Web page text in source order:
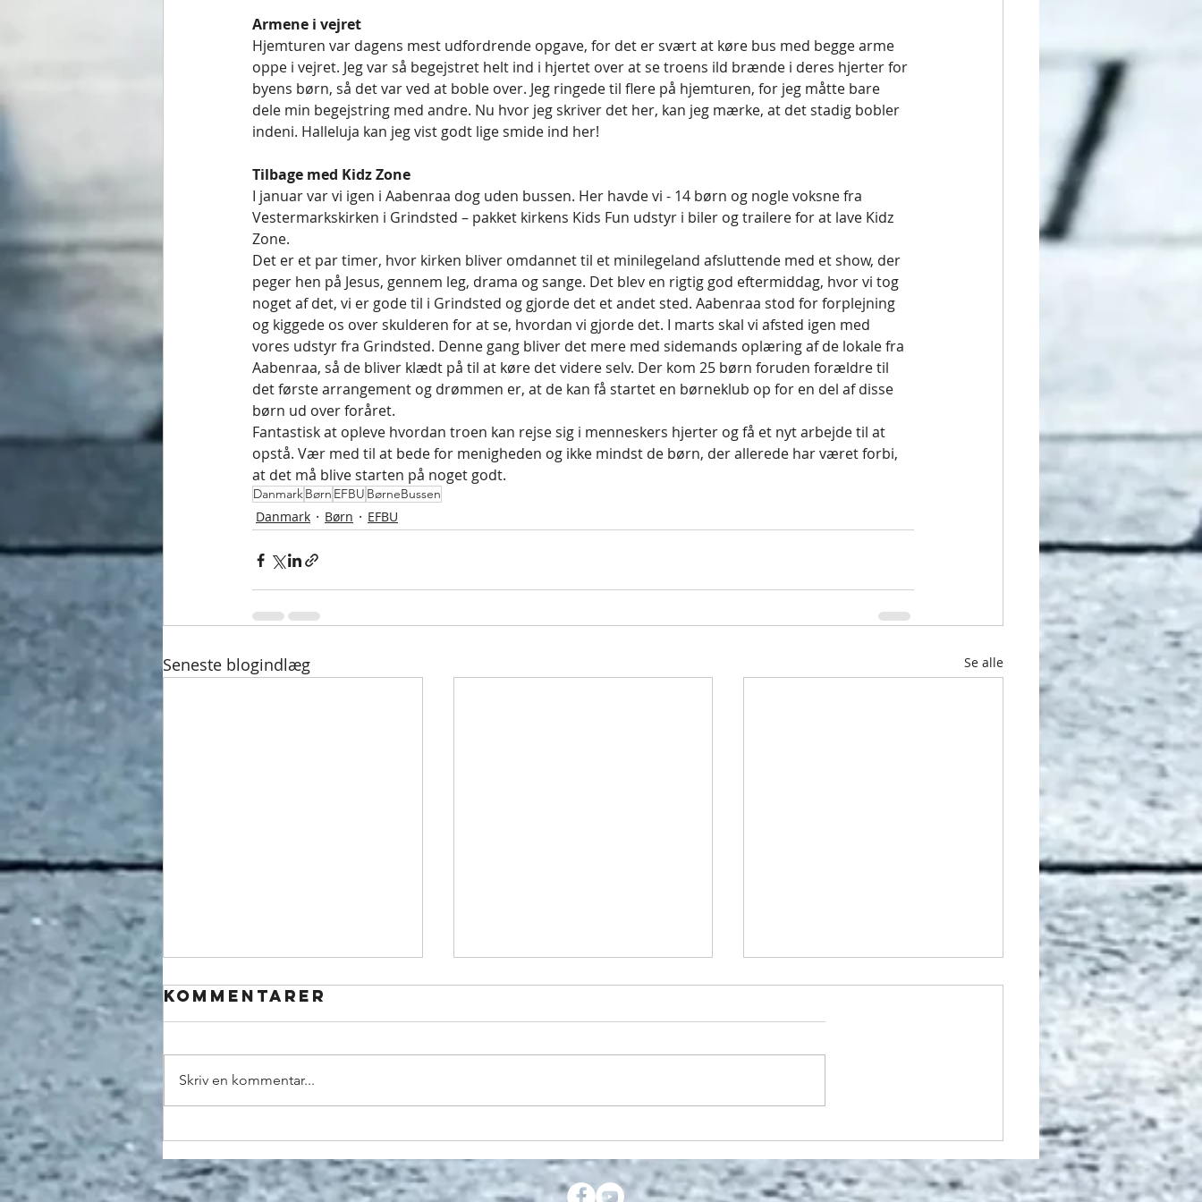
Armene i vejret
Hjemturen var dagens mest udfordrende opgave, for det er svært at køre bus med begge arme
oppe i vejret. Jeg var så begejstret helt ind i hjertet over at se troens ild brænde i deres hjerter for
byens børn, så det var ved at boble over. Jeg ringede til flere på hjemturen, for jeg måtte bare
dele min begejstring med andre. Nu hvor jeg skriver det her, kan jeg mærke, at det stadig bobler
indeni. Halleluja kan jeg vist godt lige smide ind her!
Tilbage med Kidz Zone
I januar var vi igen i Aabenraa dog uden bussen. Her havde vi - 14 børn og nogle voksne fra
Vestermarkskirken i Grindsted – pakket kirkens Kids Fun udstyr i biler og trailere for at lave Kidz
Zone.
Det er et par timer, hvor kirken bliver omdannet til et minilegeland afsluttende med et show, der
peger hen på Jesus, gennem leg, drama og sange. Det blev en rigtig god eftermiddag, hvor vi tog
noget af det, vi er gode til i Grindsted og gjorde det et andet sted. Aabenraa stod for forplejning
og kiggede os over skulderen for at se, hvordan vi gjorde det. I marts skal vi afsted igen med
vores udstyr fra Grindsted. Denne gang bliver det mere med sidemands oplæring af de lokale fra
Aabenraa, så de bliver klædt på til at køre det videre selv. Der kom 25 børn foruden forældre til
det første arrangement og drømmen er, at de kan få startet en børneklub op for en del af disse
børn ud over foråret.
Fantastisk at opleve hvordan troen kan rejse sig i menneskers hjerter og få et nyt arbejde til at
opstå. Vær med til at bede for menigheden og ikke mindst de børn, der allerede har været forbi,
at det må blive starten på noget godt.
DanmarkBørn EFBU BørneBussen
Danmark Børn EFBU
Seneste blogindlæg Se alle
skibbrud
autoritet
Kan vi leve med
forskelligheden
Kommentarer
Skriv en kommentar...